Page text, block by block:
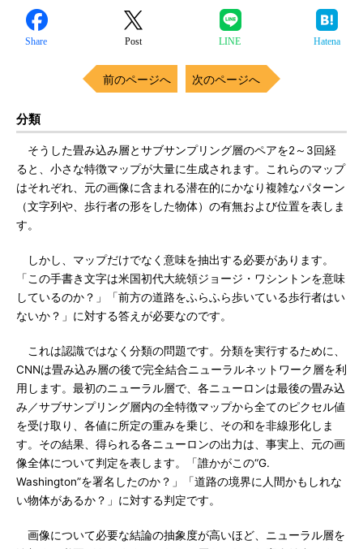
Share Post LINE Hatena
前のページへ 次のページへ
分類
そうした畳み込み層とサブサンプリング層のペアを2～3回経
ると、小さな特徴マップが大量に生成されます。これらのマップ
はそれぞれ、元の画像に含まれる潜在的にかなり複雑なパターン
（文字列や、歩行者の形をした物体）の有無および位置を表しま
す。
しかし、マップだけでなく意味を抽出する必要があります。
「この手書き文字は米国初代大統領ジョージ・ワシントンを意味
しているのか？」「前方の道路をふらふら歩いている歩行者はい
ないか？」に対する答えが必要なのです。
これは認識ではなく分類の問題です。分類を実行するために、
CNNは畳み込み層の後で完全結合ニューラルネットワーク層を利
用します。最初のニューラル層で、各ニューロンは最後の畳み込
み／サブサンプリング層内の全特徴マップから全てのピクセル値
を受け取り、各値に所定の重みを乗じ、その和を非線形化しま
す。その結果、得られる各ニューロンの出力は、事実上、元の画
像全体について判定を表します。「誰かがこの“G.
Washington”を署名したのか？」「道路の境界に人間かもしれな
い物体があるか？」に対する判定です。
画像について必要な結論の抽象度が高いほど、ニューラル層を